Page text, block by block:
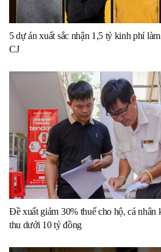
5 dự án xuất sắc nhận 1,5 tỷ kinh phí
CJ
Đề xuất giảm 30% thuế cho hộ, cá nhân
thu dưới 10 tỷ đồng